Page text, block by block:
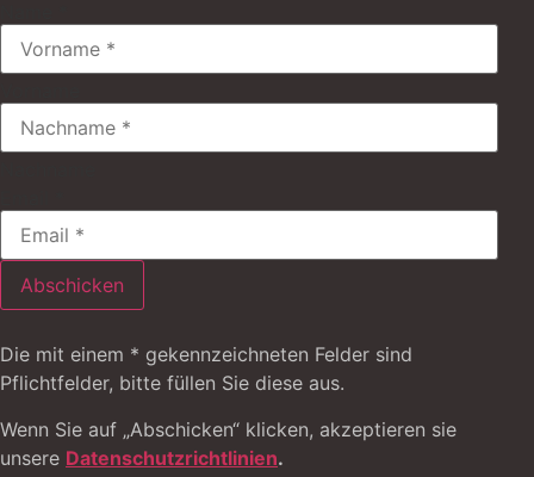
Abschicken
Die mit einem * gekennzeichneten Felder sind
Pflichtfelder, bitte füllen Sie diese aus.
Wenn Sie auf „Abschicken“ klicken, akzeptieren sie
unsere Datenschutzrichtlinien.